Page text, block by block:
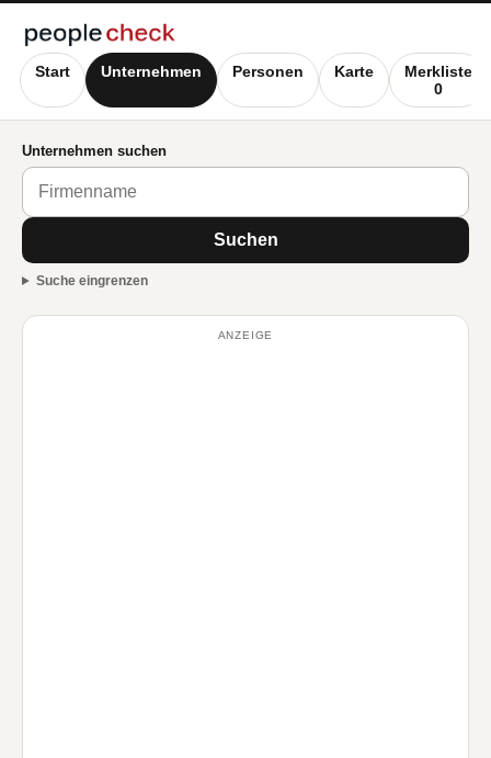
Start Unternehmen Personen Karte
Merkliste
0
Unternehmen suchen
Suchen
Suche eingrenzen
ANZEIGE